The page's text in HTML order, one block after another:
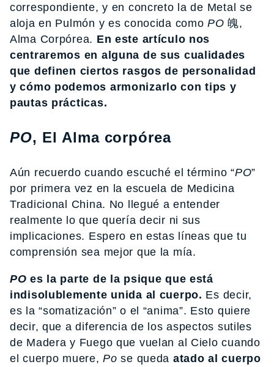
correspondiente, y en concreto la de Metal se
aloja en Pulmón y es conocida comoPO 魄,
Alma Corpórea. En este artículo nos
centraremos en alguna de sus cualidades
que definen ciertos rasgos de personalidad
y cómo podemos armonizarlo con tips y
pautas prácticas.
PO, El Alma corpórea
Aún recuerdo cuando escuché el término “PO”
por primera vez en la escuela de Medicina
Tradicional China. No llegué a entender
realmente lo que quería decir ni sus
implicaciones. Espero en estas líneas que tu
comprensión sea mejor que la mía.
PO es la parte de la psique que está
indisolublemente unida al cuerpo. Es decir,
es la “somatización” o el “anima”. Esto quiere
decir, que a diferencia de los aspectos sutiles
de Madera y Fuego que vuelan al Cielo cuando
el cuerpo muere,Po se queda atado al cuerpo